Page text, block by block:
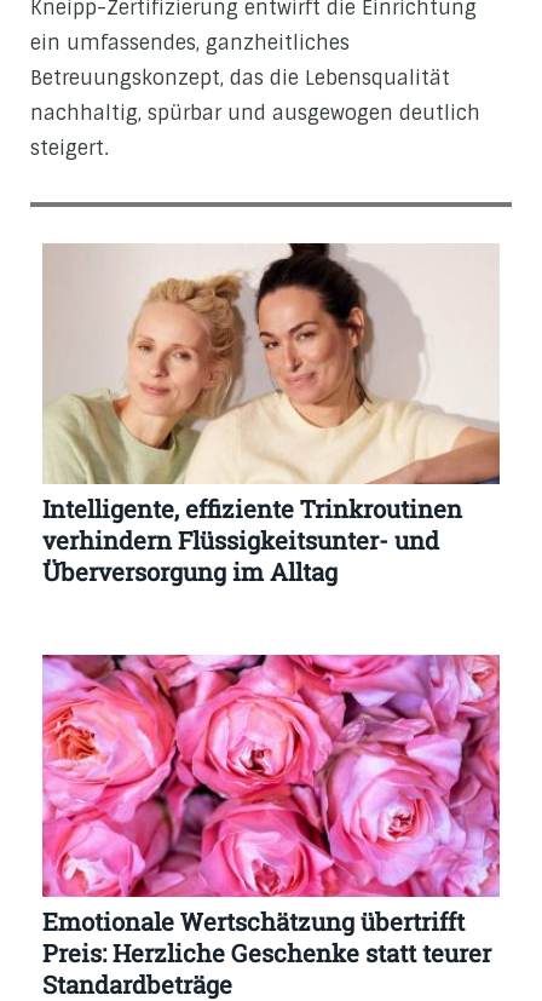
Kneipp-Zertifizierung entwirft die Einrichtung
ein umfassendes, ganzheitliches
Betreuungskonzept, das die Lebensqualität
nachhaltig, spürbar und ausgewogen deutlich
steigert.
Intelligente, effiziente Trinkroutinen
verhindern Flüssigkeitsunter- und
Überversorgung im Alltag
Emotionale Wertschätzung übertrifft
Preis: Herzliche Geschenke statt teurer
Standardbeträge